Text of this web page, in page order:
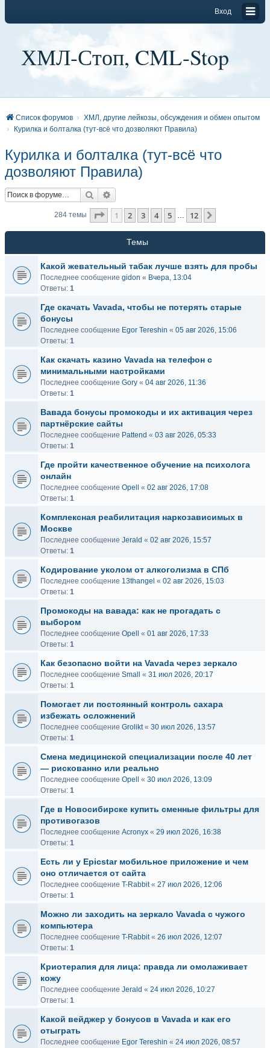
Вход
ХМЛ-Стоп, CML-Stop
Список форумов
ХМЛ, другие лейкозы, обсуждения и обмен опытом
Курилка и болталка (тут-всё что дозволяют Правила)
Курилка и болталка (тут-всё что
дозволяют Правила)
Поиск
284 темы Страница из 12
1 2 3 4 5 … 12
Темы
Какой жевательный табак лучше взять для пробы
Последнее сообщение gidon « Вчера, 13:04
Ответы: 1
Где скачать Vavada, чтобы не потерять старые
бонусы
Последнее сообщение Egor Tereshin « 05 авг 2026, 15:06
Ответы: 1
Как скачать казино Vavada на телефон с
минимальными настройками
Последнее сообщение Gory « 04 авг 2026, 11:36
Ответы: 1
Вавада бонусы промокоды и их активация через
партнёрские сайты
Последнее сообщение Pattend « 03 авг 2026, 05:33
Ответы: 1
Где пройти качественное обучение на психолога
онлайн
Последнее сообщение Opell « 02 авг 2026, 17:08
Ответы: 1
Комплексная реабилитация наркозависимых в
Москве
Последнее сообщение Jerald « 02 авг 2026, 15:57
Ответы: 1
Кодирование уколом от алкоголизма в СПб
Последнее сообщение 13thangel « 02 авг 2026, 15:03
Ответы: 1
Промокоды на вавада: как не прогадать с
выбором
Последнее сообщение Opell « 01 авг 2026, 17:33
Ответы: 1
Как безопасно войти на Vavada через зеркало
Последнее сообщение Small « 31 июл 2026, 20:17
Ответы: 1
Помогает ли постоянный контроль сахара
избежать осложнений
Последнее сообщение Grolikt« 30 июл 2026, 13:57
Ответы: 1
Смена медицинской специализации после 40 лет
— рискованно или реально
Последнее сообщение Opell « 30 июл 2026, 13:09
Ответы: 1
Где в Новосибирске купить сменные фильтры для
противогазов
Последнее сообщение Acronyx « 29 июл 2026, 16:38
Ответы: 1
Есть ли у Epicstar мобильное приложение и чем
оно отличается от сайта
Последнее сообщение T-Rabbit« 27 июл 2026, 12:06
Ответы: 1
Можно ли заходить на зеркало Vavada с чужого
компьютера
Последнее сообщение T-Rabbit« 26 июл 2026, 12:07
Ответы: 1
Криотерапия для лица: правда ли омолаживает
кожу
Последнее сообщение Jerald « 24 июл 2026, 10:27
Ответы: 1
Какой вейджер у бонусов в Vavada и как его
отыграть
Последнее сообщение Egor Tereshin « 24 июл 2026, 08:57